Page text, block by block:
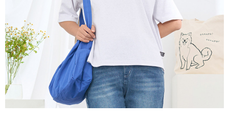
※ 交易是否成功請以「AFTEE先享後付 」之結帳頁面顯示為準，若有關於
是否繳費成功／繳費後需取消欲退款等相關疑問，請聯繫「AFTEE先享後付
客戶支援中心」
https://netprotections.freshdesk.com/support/home
【注意事項】
１．透過由恩沛科技股份有限公司提供之「AFTEE先享後付」服務完成之交
易，需依本服務之必要範圍內提供個人資料，並將交易相關給付款項請求債
權轉讓予恩沛科技股份有限公司。
２．關於個人資料處理事宜，請瀏覽以下網址：
https://aftee.tw/terms/#terms3
３．未成年的使用者請事先徵得法定代理人或監護人之同意方可使用
每筆NT$60，滿NT$2,000(含以上)免運費
黑貓宅急便(包裹尺寸60cm以下)
每筆NT$100，滿NT$2,000(含以上)免運費
黑貓宅急便(包裹尺寸90cm以下)
每筆NT$140，滿NT$2,000(含以上)免運費